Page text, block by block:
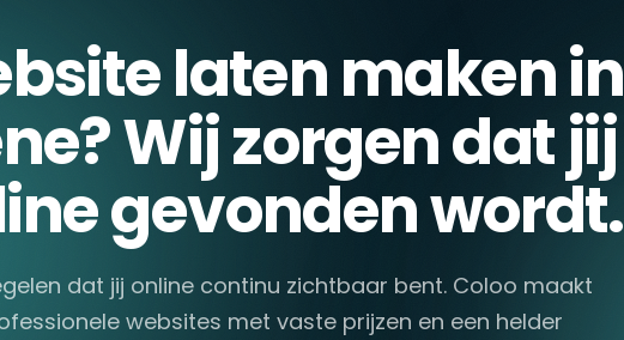
laten maken in
Wij zorgen dat jij
gevonden wordt.
dat jij online continu zichtbaar bent. Coloo maakt
websites met vaste prijzen en een helder